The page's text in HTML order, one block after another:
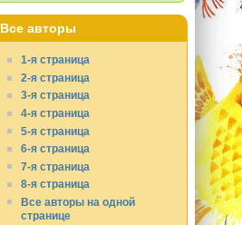
Все авторы
1-я страница
2-я страница
3-я страница
4-я страница
5-я страница
6-я страница
7-я страница
8-я страница
Все авторы на одной
странице